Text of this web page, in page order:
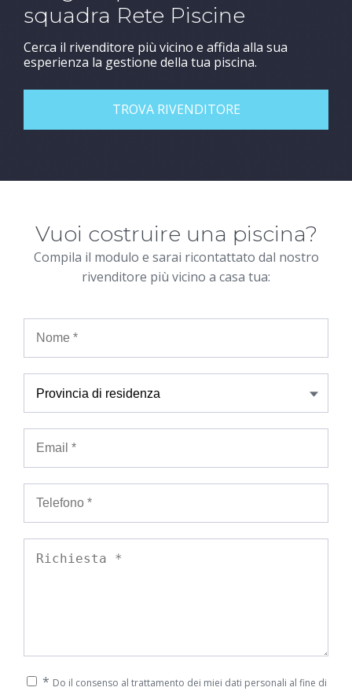
squadra Rete Piscine
Cerca il rivenditore più vicino e affida alla sua
esperienza la gestione della tua piscina.
TROVA RIVENDITORE
Vuoi costruire una piscina?
Compila il modulo e sarai ricontattato dal nostro
rivenditore più vicino a casa tua:
* Do il consenso al trattamento dei miei dati personali al fine di